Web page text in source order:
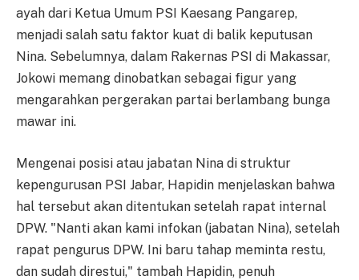
ayah dari Ketua Umum PSI Kaesang Pangarep,
menjadi salah satu faktor kuat di balik keputusan
Nina. Sebelumnya, dalam Rakernas PSI di Makassar,
Jokowi memang dinobatkan sebagai figur yang
mengarahkan pergerakan partai berlambang bunga
mawar ini.
Mengenai posisi atau jabatan Nina di struktur
kepengurusan PSI Jabar, Hapidin menjelaskan bahwa
hal tersebut akan ditentukan setelah rapat internal
DPW. "Nanti akan kami infokan (jabatan Nina), setelah
rapat pengurus DPW. Ini baru tahap meminta restu,
dan sudah direstui," tambah Hapidin, penuh